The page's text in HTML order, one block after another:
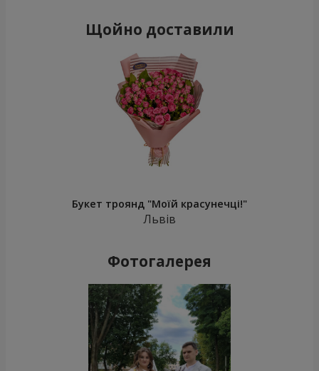
Щойно доставили
Букет троянд "Моїй красунечці!"
Львів
Фотогалерея